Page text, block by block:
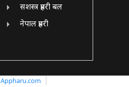
सशस्त्र प्रहरी बल
नेपाल प्रहरी
Appharu.com